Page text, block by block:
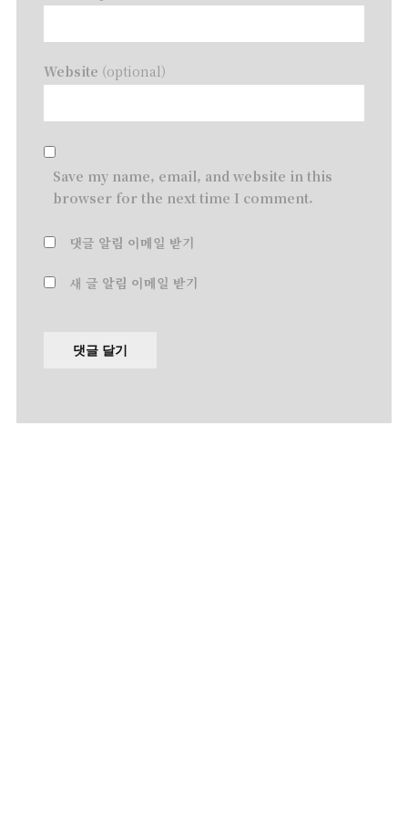
Website (optional)
Save my name, email, and website in this
browser for the next time I comment.
댓글 알림 이메일 받기
새 글 알림 이메일 받기